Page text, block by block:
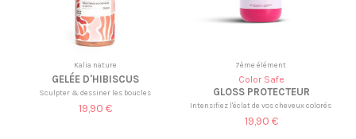
Kalia nature
GELÉE D'HIBISCUS
Sculpter & dessiner les boucles
19,90 €
7ème élément
Color Safe
GLOSS PROTECTEUR
Intensifiez l'éclat de vos cheveux colorés
19,90 €